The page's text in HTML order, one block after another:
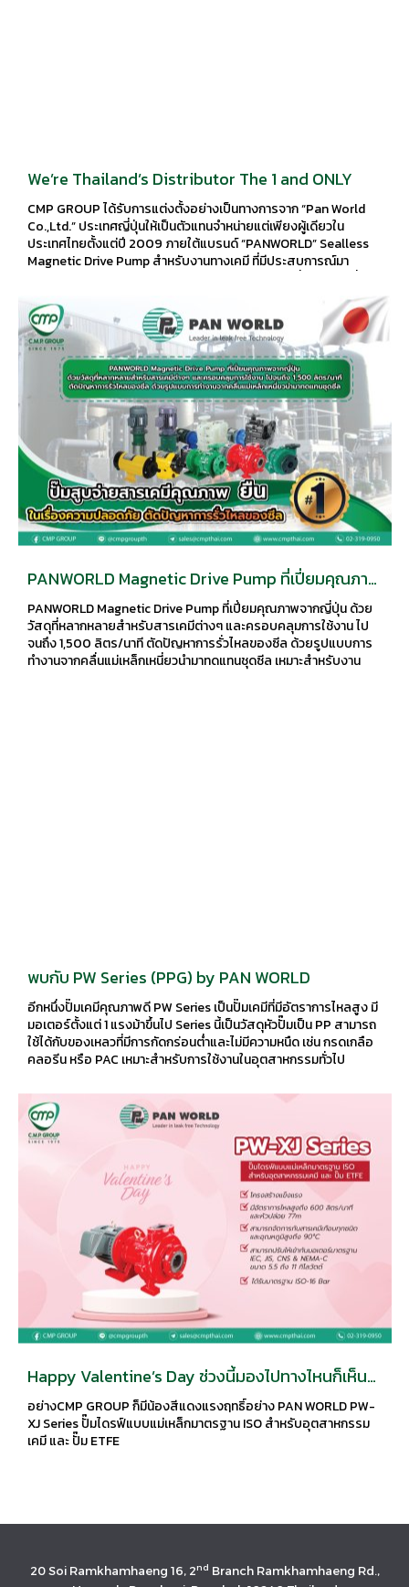
We’re Thailand’s Distributor The 1 and ONLY
CMP GROUP ได้รับการแต่งตั้งอย่างเป็นทางการจาก “Pan World
Co.,Ltd.” ประเทศญี่ปุ่นให้เป็นตัวแทนจำหน่ายแต่เพียงผู้เดียวใน
ประเทศไทยตั้งแต่ปี 2009 ภายใต้แบรนด์ “PANWORLD” Sealless
Magnetic Drive Pump สำหรับงานทางเคมี ที่มีประสบการณ์มา
หลากหลายสำหรับสารเคมีต่างๆ และครอบคลุมการใช้งานไปจนถึง
1,500 ลิตร/นาที ตัดปัญหาการรั่วไหลของซีล ด้วยรูปแบบการทำงาน
จากคลื่นแม่เหล็กเหนี่ยวนำมาทดแทนชุดซีล เหมาะสำหรับงาน
อุตสาหกรรมต่างๆ
PANWORLD Magnetic Drive Pump ที่เปี่ยมคุณภาพ
จากญี่ปุ่น ด้วยวัสดุที่หลากหลายสำหรับสารเคมีต่างๆ
PANWORLD Magnetic Drive Pump ที่เปี่ยมคุณภาพจากญี่ปุ่น ด้วย
วัสดุที่หลากหลายสำหรับสารเคมีต่างๆ และครอบคลุมการใช้งาน ไป
จนถึง 1,500 ลิตร/นาที ตัดปัญหาการรั่วไหลของซีล ด้วยรูปแบบการ
ทำงานจากคลื่นแม่เหล็กเหนี่ยวนำมาทดแทนชุดซีล เหมาะสำหรับงาน
พบกับ PW Series (PPG) by PAN WORLD
อีกหนึ่งปั๊มเคมีคุณภาพดี PW Series เป็นปั๊มเคมีที่มีอัตราการไหลสูง มี
มอเตอร์ตั้งแต่ 1 แรงม้าขึ้นไป Series นี้เป็นวัสดุหัวปั๊มเป็น PP สามารถ
ใช้ได้กับของเหลวที่มีการกัดกร่อนต่ำและไม่มีความหนืด เช่น กรดเกลือ
คลอรีน หรือ PAC เหมาะสำหรับการใช้งานในอุตสาหกรรมทั่วไป
Happy Valentine’s Day ช่วงนี้มองไปทางไหนก็เห็น
แต่สีชมพูสีแดง ไปซะหมด ย่างCMP GROUP ก็มีน้องสี
แดงแรงฤทธิ์อย่าง PAN WORLD PW-XJ Series
อย่างCMP GROUP ก็มีน้องสีแดงแรงฤทธิ์อย่าง PAN WORLD PW-
XJ Series ปั๊มไดรฟ์แบบแม่เหล็กมาตรฐาน ISO สำหรับอุตสาหกรรม
เคมี และ ปั๊ม ETFE
20 Soi Ramkhamhaeng 16, 2nd Branch Ramkhamhaeng Rd.,